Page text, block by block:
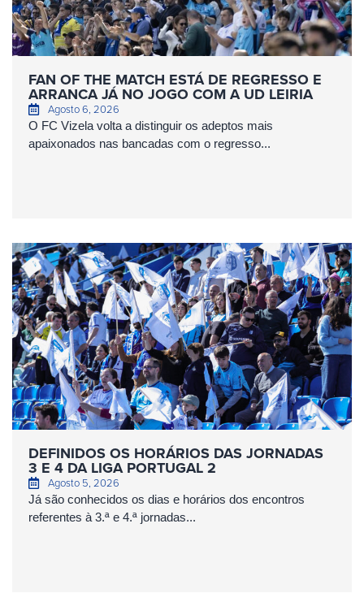
FAN OF THE MATCH ESTÁ DE REGRESSO E
ARRANCA JÁ NO JOGO COM A UD LEIRIA
Agosto 6, 2026
O FC Vizela volta a distinguir os adeptos mais
apaixonados nas bancadas com o regresso...
DEFINIDOS OS HORÁRIOS DAS JORNADAS
3 E 4 DA LIGA PORTUGAL 2
Agosto 5, 2026
Já são conhecidos os dias e horários dos encontros
referentes à 3.ª e 4.ª jornadas...